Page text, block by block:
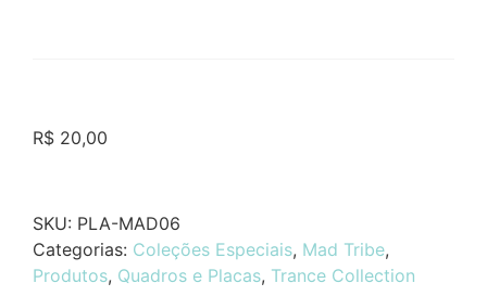
R$ 20,00
SKU: PLA-MAD06
Categorias: Coleções Especiais, Mad Tribe,
Produtos, Quadros e Placas, Trance Collection